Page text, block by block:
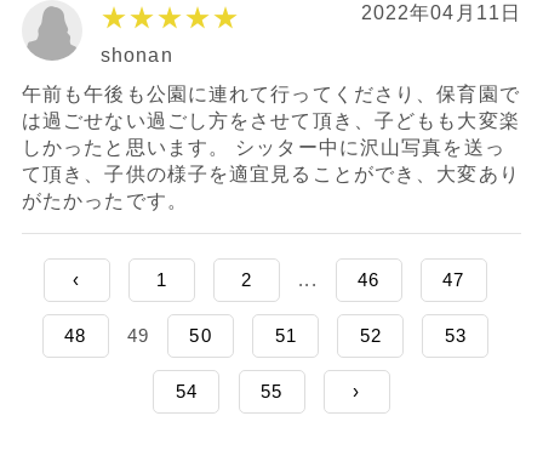
★★★★★ 2022年04月11日
shonan
午前も午後も公園に連れて行ってくださり、保育園で
は過ごせない過ごし方をさせて頂き、子どもも大変楽
しかったと思います。 シッター中に沢山写真を送っ
て頂き、子供の様子を適宜見ることができ、大変あり
がたかったです。
‹ 1 2 ... 46 47
48 49 50 51 52 53
54 55 ›